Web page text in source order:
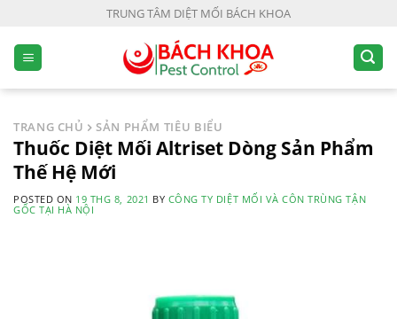
TRUNG TÂM DIỆT MỐI BÁCH KHOA
TRANG CHỦ SẢN PHẨM TIÊU BIỂU
Thuốc Diệt Mối Altriset Dòng Sản Phẩm
Thế Hệ Mới
POSTED ON 19 THG 8, 2021 BY CÔNG TY DIỆT MỐI VÀ CÔN TRÙNG TẬN
GỐC TẠI HÀ NỘI